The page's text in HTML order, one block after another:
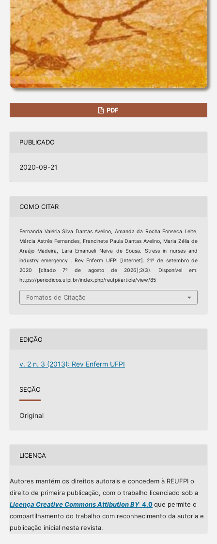
PDF
PUBLICADO
2020-09-21
COMO CITAR
Fernanda Valéria Silva Dantas Avelino, Amanda da Rocha Fonseca Leite,
Márcia Astrês Fernandes, Francinete Paula Dantas Avelino, Maria Zélia de
Araújo Madeira, Lara Emanueli Neiva de Sousa. Stress in nurses and
industry emergency . Rev Enferm UFPI [Internet]. 21º de setembro de
2020 [citado 7º de agosto de 2026];2(3). Disponível em:
https://periodicos.ufpi.br/index.php/reufpi/article/view/85
Fomatos de Citação
EDIÇÃO
v. 2 n. 3 (2013): Rev Enferm UFPI
SEÇÃO
Original
LICENÇA
Autores mantém os direitos autorais e concedem à REUFPI o
direito de primeira publicação, com o trabalho licenciado sob a
Licença Creative Commons Attibution BY4.0que permite o
compartilhamento do trabalho com reconhecimento da autoria e
publicação inicial nesta revista.